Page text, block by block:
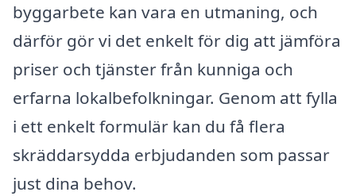
byggarbete kan vara en utmaning, och
därför gör vi det enkelt för dig att jämföra
priser och tjänster från kunniga och
erfarna lokalbefolkningar. Genom att fylla
i ett enkelt formulär kan du få flera
skräddarsydda erbjudanden som passar
just dina behov.